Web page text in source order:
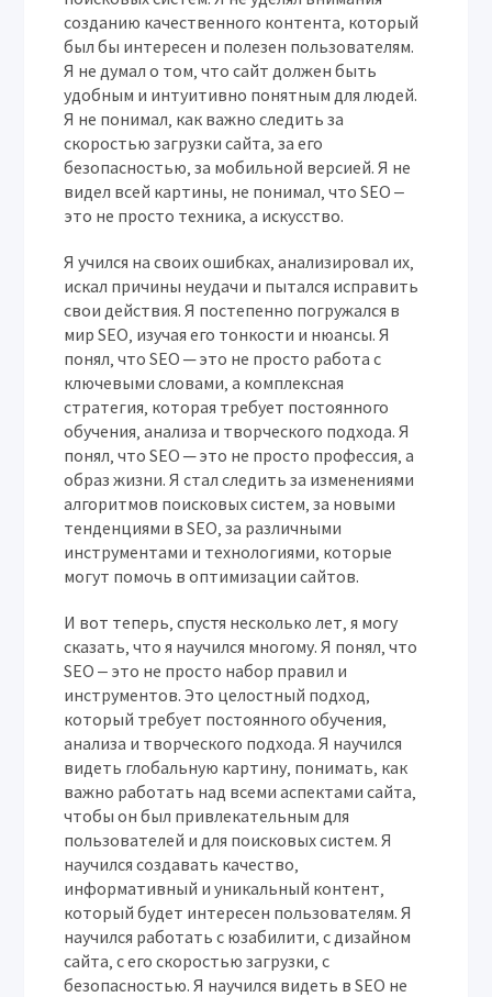
созданию качественного контента‚ который
был бы интересен и полезен пользователям.
Я не думал о том‚ что сайт должен быть
удобным и интуитивно понятным для людей.
Я не понимал‚ как важно следить за
скоростью загрузки сайта‚ за его
безопасностью‚ за мобильной версией. Я не
видел всей картины‚ не понимал‚ что SEO ‒
это не просто техника‚ а искусство.
Я учился на своих ошибках‚ анализировал их‚
искал причины неудачи и пытался исправить
свои действия. Я постепенно погружался в
мир SEO‚ изучая его тонкости и нюансы. Я
понял‚ что SEO ─ это не просто работа с
ключевыми словами‚ а комплексная
стратегия‚ которая требует постоянного
обучения‚ анализа и творческого подхода. Я
понял‚ что SEO ─ это не просто профессия‚ а
образ жизни. Я стал следить за изменениями
алгоритмов поисковых систем‚ за новыми
тенденциями в SEO‚ за различными
инструментами и технологиями‚ которые
могут помочь в оптимизации сайтов.
И вот теперь‚ спустя несколько лет‚ я могу
сказать‚ что я научился многому. Я понял‚ что
SEO ‒ это не просто набор правил и
инструментов. Это целостный подход‚
который требует постоянного обучения‚
анализа и творческого подхода. Я научился
видеть глобальную картину‚ понимать‚ как
важно работать над всеми аспектами сайта‚
чтобы он был привлекательным для
пользователей и для поисковых систем. Я
научился создавать качество‚
информативный и уникальный контент‚
который будет интересен пользователям. Я
научился работать с юзабилити‚ с дизайном
сайта‚ с его скоростью загрузки‚ с
безопасностью. Я научился видеть в SEO не